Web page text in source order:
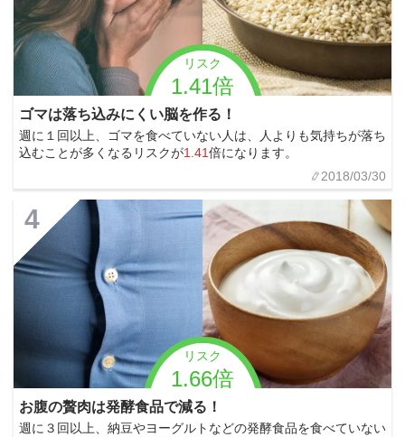
リスク
1.41倍
ゴマは落ち込みにくい脳を作る！
週に１回以上、ゴマを食べていない人は、人よりも気持ちが落ち
込むことが多くなるリスクが1.41倍になります。
2018/03/30
リスク
1.66倍
4
お腹の贅肉は発酵食品で減る！
週に３回以上、納豆やヨーグルトなどの発酵食品を食べていない